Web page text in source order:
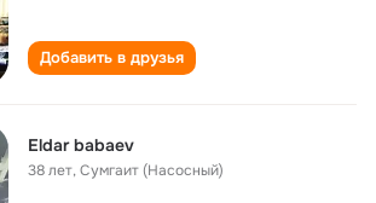
Добавить в друзья
Eldar babaev
38 лет,Сумгаит (Насосный)